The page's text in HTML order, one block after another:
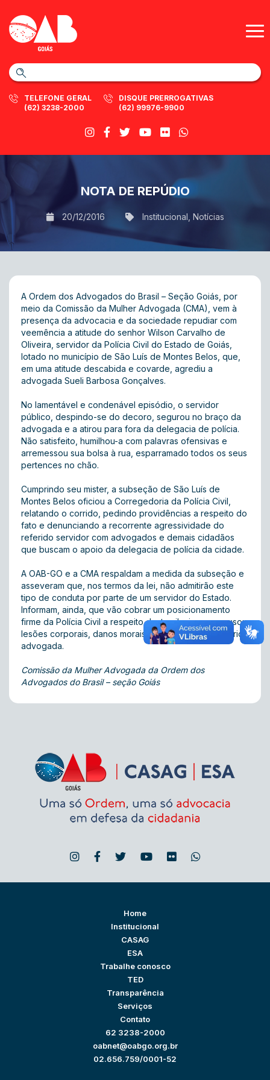
TELEFONE GERAL
(62) 3238-2000
DISQUE PRERROGATIVAS
(62) 99976-9900
NOTA DE REPÚDIO
20/12/2016 Institucional Notícias
A Ordem dos Advogados do Brasil – Seção Goiás, por
meio da Comissão da Mulher Advogada (CMA), vem à
presença da advocacia e da sociedade repudiar com
veemência a atitude do senhor Wilson Carvalho de
Oliveira, servidor da Polícia Civil do Estado de Goiás,
lotado no município de São Luís de Montes Belos, que,
em uma atitude descabida e covarde, agrediu a
advogada Sueli Barbosa Gonçalves.
No lamentável e condenável episódio, o servidor
público, despindo-se do decoro, segurou no braço da
advogada e a atirou para fora da delegacia de polícia.
Não satisfeito, humilhou-a com palavras ofensivas e
arremessou sua bolsa à rua, esparramado todos os seus
pertences no chão.
Cumprindo seu mister, a subseção de São Luís de
Montes Belos oficiou a Corregedoria da Polícia Civil,
relatando o corrido, pedindo providências a respeito do
fato e denunciando a recorrente agressividade do
referido servidor com advogados e demais cidadãos
que buscam o apoio da delegacia de polícia da cidade.
A OAB-GO e a CMA respaldam a medida da subseção e
asseveram que, nos termos da lei, não admitirão este
tipo de conduta por parte de um servidor do Estado.
Informam, ainda, que vão cobrar um posicionamento
firme da Polícia Civil a respeito desta vilania, que causou
lesões corporais, danos morais e psicológicos à referida
advogada.
Comissão da Mulher Advogada da Ordem dos
Advogados do Brasil – seção Goiás
Home
Institucional
CASAG
ESA
Trabalhe conosco
TED
Transparência
Serviços
Contato
62 3238-2000
oabnet@oabgo.org.br
02.656.759/0001-52